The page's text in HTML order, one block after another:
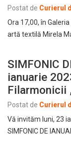
Postat de Curierul
Ora 17,00, în
artă textilă Mirela
SIMFONIC
ianuarie
Filarmonicii
Postat de Curierul
Vă invităm luni, 23
SIMFONIC DE